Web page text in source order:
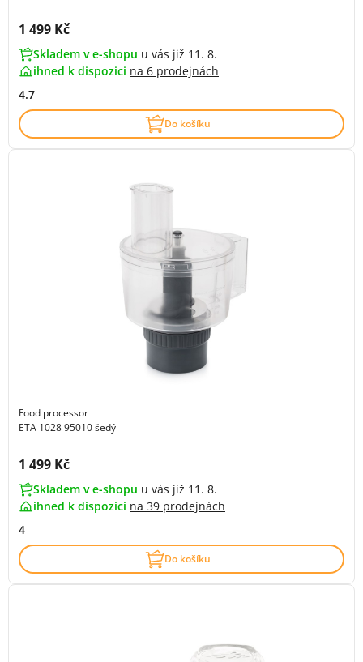
Cena s DPH:
1 499 Kč
Skladem v e-shopu u vás již 11. 8.
ihned k dispozici na 6 prodejnách
4.7
Do košíku
Food processor
ETA 1028 95010 šedý
Cena s DPH:
1 499 Kč
Skladem v e-shopu u vás již 11. 8.
ihned k dispozici na 39 prodejnách
4
Do košíku